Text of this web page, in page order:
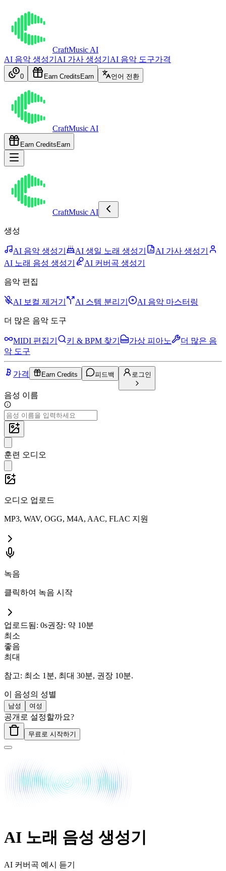
CraftMusic AI
AI 음악 생성기 AI 가사 생성기 AI 음악 도구가격
0 Earn Credits Earn 언어 전환
CraftMusic AI
Earn Credits Earn
CraftMusic AI
생성
AI 음악 생성기 AI 생일 노래 생성기
AI 가사 생성기
AI 노래 음성 생성기
AI 커버곡 생성기
음악 편집
AI 보컬 제거기 AI 스템 분리기 AI 음악 마스터링
더 많은 음악 도구
MIDI 편집기 키 & BPM 찾기 가상 피아노
더 많은 음
악 도구
가격 Earn Credits 피드백 로그인
음성 이름
훈련 오디오
오디오 업로드
MP3, WAV, OGG, M4A, AAC, FLAC 지원
녹음
클릭하여 녹음 시작
업로드됨: 0s권장: 약 10분
최소
좋음
최대
참고: 최소 1분, 최대 30분, 권장 10분.
이 음성의 성별
남성 여성
공개로 설정할까요?
무료로 시작하기
AI 노래 음성 생성기
AI 커버곡 예시 듣기